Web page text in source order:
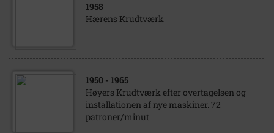
1958
Hærens Krudtværk
1950 - 1965
Høyers Krudtværk efter overtagelsen og
installationen af nye maskiner. 72
patroner/minut